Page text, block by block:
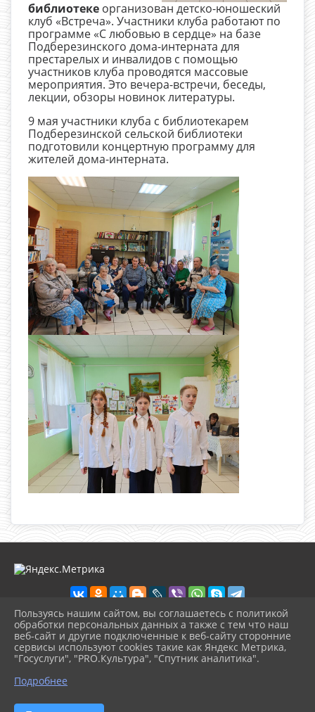
библиотеке организован детско-юношеский
клуб «Встреча». Участники клуба работают по
программе «С любовью в сердце» на базе
Подберезинского дома-интерната для
престарелых и инвалидов с помощью
участников клуба проводятся массовые
мероприятия. Это вечера-встречи, беседы,
лекции, обзоры новинок литературы.
9 мая участники клуба с библиотекарем
Подберезинской сельской библиотеки
подготовили концертную программу для
жителей дома-интерната.
2026 г. loknbibl.ru
Вход
Карта сайта
Политика обработки персональных данных
Сделано на KubCMS
Пользуясь нашим сайтом, вы соглашаетесь с политикой
обработки персональных данных а также с тем что наш
веб-сайт и другие подключенные к веб-сайту сторонние
сервисы используют cookies такие как Яндекс Метрика,
"Госуслуги", "PRO.Культура", "Спутник аналитика".
Подробнее